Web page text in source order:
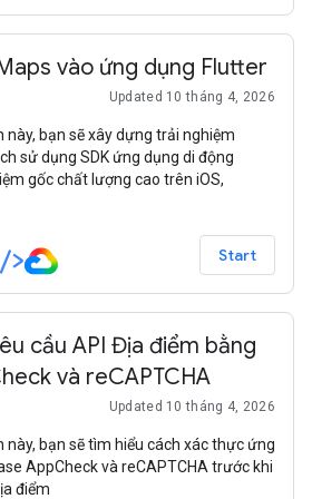
họ có thể tự động hoá bước cuối
liệu lớn cho đến bản trình bày trang
một đoạn mã ngắn (tương đối).
vào ứng dụng Flutter
Updated 10 tháng 4, 2026
này, bạn sẽ xây dựng trải nghiệm
sử dụng SDK ứng dụng di động
gốc chất lượng cao trên iOS,
Start
cầu API Địa điểm bằng
và reCAPTCHA
Updated 10 tháng 4, 2026
này, bạn sẽ tìm hiểu cách xác thực ứng
AppCheck và reCAPTCHA trước khi
điểm